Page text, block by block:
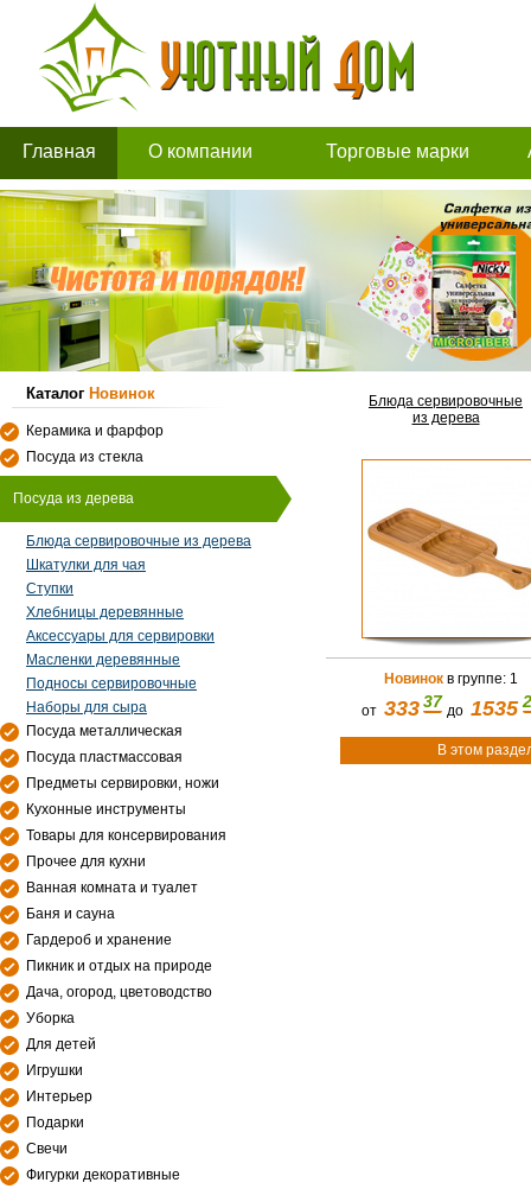
Главная О компании Торговые марки
Каталог Новинок
Керамика и фарфор
Посуда из стекла
Посуда из дерева
Блюда сервировочные из дерева
Шкатулки для чая
Ступки
Хлебницы деревянные
Аксессуары для сервировки
Масленки деревянные
Подносы сервировочные
Наборы для сыра
Посуда металлическая
Посуда пластмассовая
Предметы сервировки, ножи
Кухонные инструменты
Товары для консервирования
Прочее для кухни
Ванная комната и туалет
Баня и сауна
Гардероб и хранение
Пикник и отдых на природе
Дача, огород, цветоводство
Уборка
Для детей
Игрушки
Интерьер
Подарки
Свечи
Фигурки декоративные
Блюда сервировочные
из дерева
Новинокв группе: 1
от 333 37до1535
В этом